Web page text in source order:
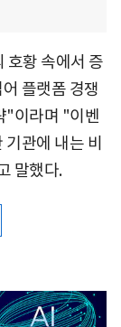
호황 속에서 증
플랫폼 경쟁
"이라며 "이벤
기관에 내는 비
말했다.